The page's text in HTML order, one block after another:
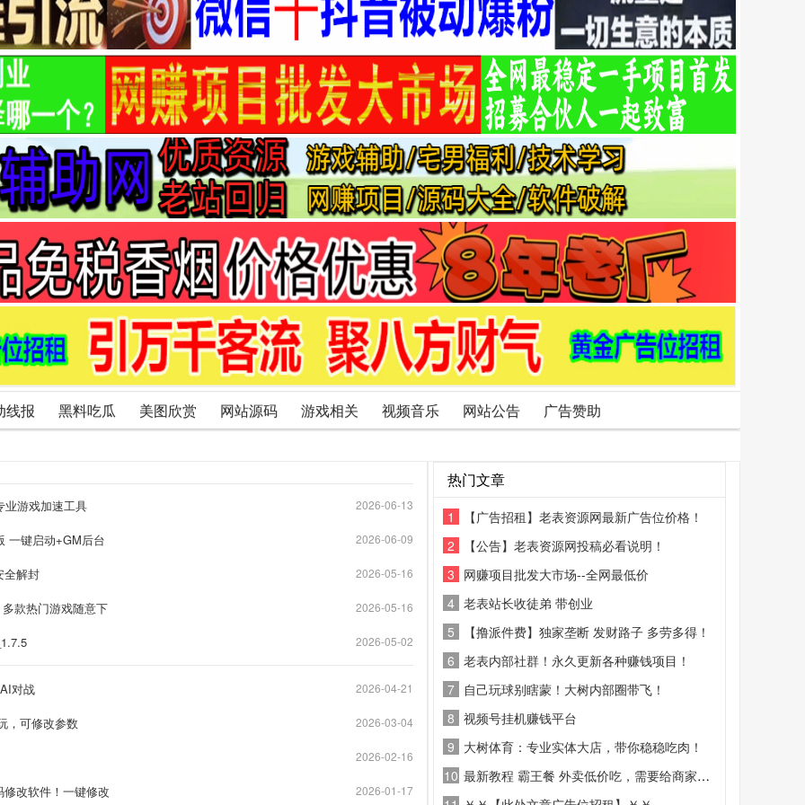
线报 黑料吃瓜 美图欣赏 网站源码 游戏相关 视频音乐 网站公告 广告赞助
业游戏加速工具 2026-06-13
一键启动+GM后台 2026-06-09
全解封 2026-05-16
款热门游戏随意下 2026-05-16
2026-05-02
对战 2026-04-21
，可修改参数 2026-03-04
2026-02-16
改软件！一键修改 2026-01-17
热门文章
1
【广告招租】老表资源网最新广告位价格！
2
【公告】老表资源网投稿必看说明！
3 网赚项目批发大市场--全网最低价
4 老表站长收徒弟 带创业
5
【撸派件费】独家垄断 发财路子 多劳多得！
6 老表内部社群！永久更新各种赚钱项目！
7 自己玩球别瞎蒙！大树内部圈带飞！
8 视频号挂机赚钱平台
9 大树体育：专业实体大店，带你稳稳吃肉！
10 最新教程 霸王餐 外卖低价吃，需要给商家好评